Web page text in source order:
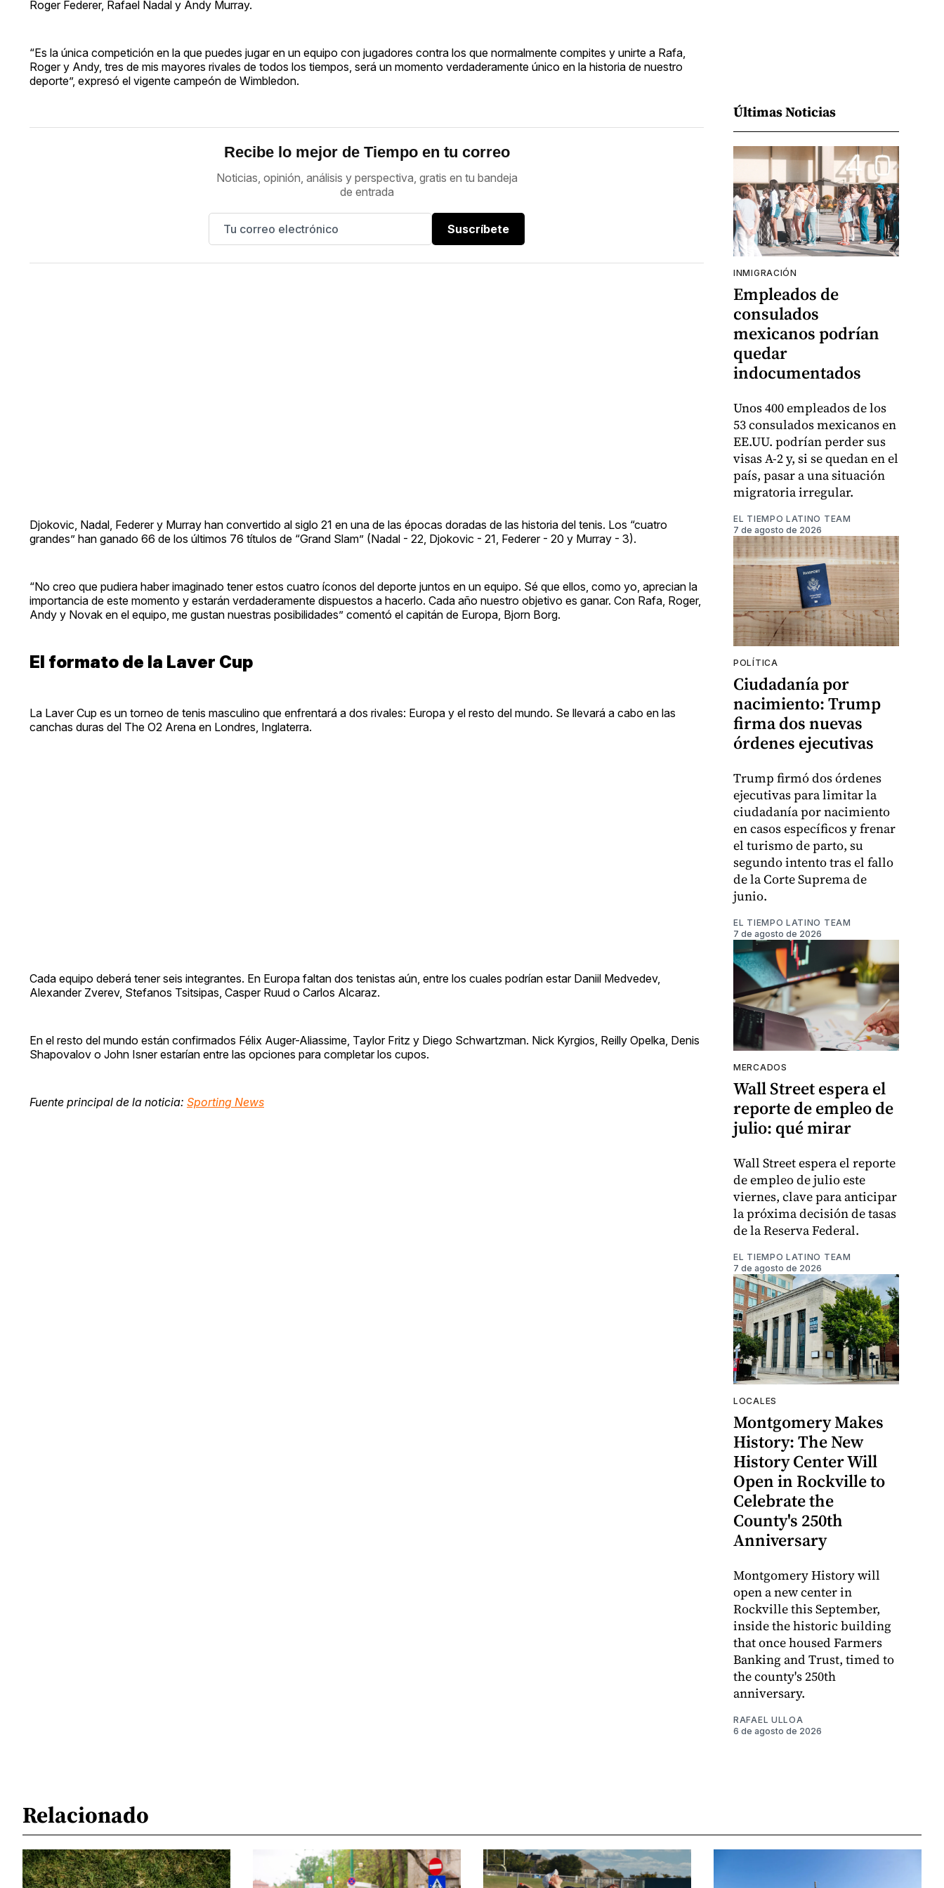
Roger Federer, Rafael Nadal y Andy Murray.
“Es la única competición en la que puedes jugar en un equipo con jugadores contra los que normalmente compites y unirte a Rafa,
Roger y Andy, tres de mis mayores rivales de todos los tiempos, será un momento verdaderamente único en la historia de nuestro
deporte”, expresó el vigente campeón de Wimbledon.
Recibe lo mejor de Tiempo en tu correo
Noticias, opinión, análisis y perspectiva, gratis en tu bandeja
de entrada
Suscríbete
Djokovic, Nadal, Federer y Murray han convertido al siglo 21 en una de las épocas doradas de las historia del tenis. Los “cuatro
grandes” han ganado 66 de los últimos 76 títulos de “Grand Slam” (Nadal - 22, Djokovic - 21, Federer - 20 y Murray - 3).
“No creo que pudiera haber imaginado tener estos cuatro íconos del deporte juntos en un equipo. Sé que ellos, como yo, aprecian la
importancia de este momento y estarán verdaderamente dispuestos a hacerlo. Cada año nuestro objetivo es ganar. Con Rafa, Roger,
Andy y Novak en el equipo, me gustan nuestras posibilidades” comentó el capitán de Europa, Bjorn Borg.
El formato de la Laver Cup
La Laver Cup es un torneo de tenis masculino que enfrentará a dos rivales: Europa y el resto del mundo. Se llevará a cabo en las
canchas duras del The O2 Arena en Londres, Inglaterra.
Cada equipo deberá tener seis integrantes. En Europa faltan dos tenistas aún, entre los cuales podrían estar Daniil Medvedev,
Alexander Zverev, Stefanos Tsitsipas, Casper Ruud o Carlos Alcaraz.
En el resto del mundo están confirmados Félix Auger-Aliassime, Taylor Fritz y Diego Schwartzman. Nick Kyrgios, Reilly Opelka, Denis
Shapovalov o John Isner estarían entre las opciones para completar los cupos.
Fuente principal de la noticia: Sporting News
Últimas Noticias
INMIGRACIÓN
Empleados de
consulados
mexicanos podrían
quedar
indocumentados
Unos 400 empleados de los
53 consulados mexicanos en
EE.UU. podrían perder sus
visas A-2 y, si se quedan en el
país, pasar a una situación
migratoria irregular.
EL TIEMPO LATINO TEAM
7 de agosto de 2026
POLÍTICA
Ciudadanía por
nacimiento: Trump
firma dos nuevas
órdenes ejecutivas
Trump firmó dos órdenes
ejecutivas para limitar la
ciudadanía por nacimiento
en casos específicos y frenar
el turismo de parto, su
segundo intento tras el fallo
de la Corte Suprema de
junio.
EL TIEMPO LATINO TEAM
7 de agosto de 2026
MERCADOS
Wall Street espera el
reporte de empleo de
julio: qué mirar
Wall Street espera el reporte
de empleo de julio este
viernes, clave para anticipar
la próxima decisión de tasas
de la Reserva Federal.
EL TIEMPO LATINO TEAM
7 de agosto de 2026
LOCALES
Montgomery Makes
History: The New
History Center Will
Open in Rockville to
Celebrate the
County's 250th
Anniversary
Montgomery History will
open a new center in
Rockville this September,
inside the historic building
that once housed Farmers
Banking and Trust, timed to
the county's 250th
anniversary.
RAFAEL ULLOA
6 de agosto de 2026
Relacionado